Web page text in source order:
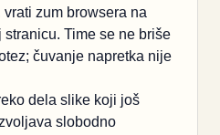
zum browsera na
Time se ne briše
čuvanje napretka nije
dela slike koji još
slobodno